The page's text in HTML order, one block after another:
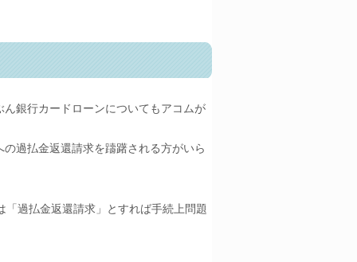
銀行カードローンについてもアコムが
過払金返還請求を躊躇される方がいら
過払金返還請求」とすれば手続上問題